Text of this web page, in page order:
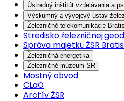
Ústredný inštitút vzdelávania a
Výskumný a vývojový ústav
Železničné telekomunikácie
Stredisko železničnej
Správa majetku ŽSR
Železničná energetika
Železničné múzeum SR
Mostný obvod
CLaO
Archív ŽSR